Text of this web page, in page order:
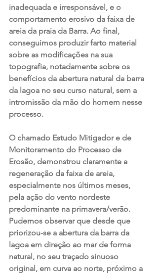
inadequada e irresponsável, e o
comportamento erosivo da faixa de
areia da praia da Barra. Ao final,
conseguimos produzir farto material
sobre as modificações na sua
topografia, notadamente sobre os
benefícios da abertura natural da barra
da lagoa no seu curso natural, sem a
intromissão da mão do homem nesse
processo.
O chamado Estudo Mitigador e de
Monitoramento do Processo de
Erosão, demonstrou claramente a
regeneração da faixa de areia,
especialmente nos últimos meses,
pela ação do vento nordeste
predominante na primavera/verão.
Pudemos observar que desde que
priorizou-se a abertura da barra da
lagoa em direção ao mar de forma
natural, no seu traçado sinuoso
original, em curva ao norte, próximo a